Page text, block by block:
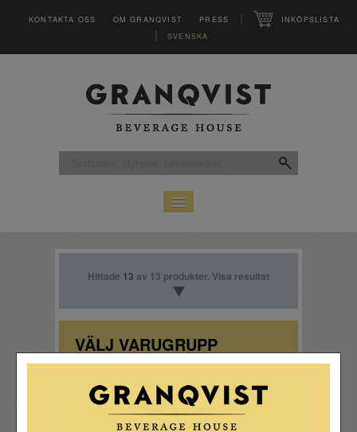
KONTAKTA OSS OM GRANQVIST PRESS | INKÖPSLISTA
| SVENSKA
SORTIMENT
LEVERANTÖRER
CLUB
MAGASINET VINFO
INSPIRATION
Hittade 13 av 13 produkter. Visa resultat
VÄLJ VARUGRUPP
Sökresultat visas längst ned
på sidan